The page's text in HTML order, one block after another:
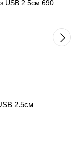
2.5см